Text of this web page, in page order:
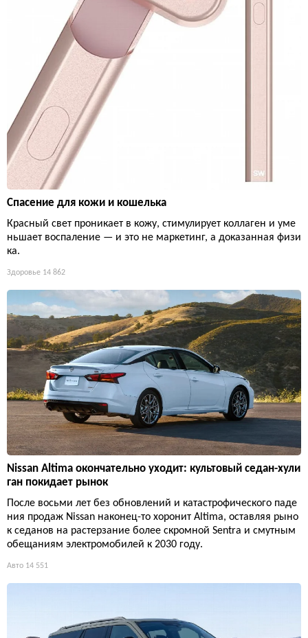
Спасение для кожи и кошелька
Красный свет проникает в кожу, стимулирует коллаген и уме
ньшает воспаление — и это не маркетинг, а доказанная физи
ка.
Здоровье 14 862
Nissan Altima окончательно уходит: культовый седан-хули
ган покидает рынок
После восьми лет без обновлений и катастрофического паде
ния продаж Nissan наконец-то хоронит Altima, оставляя рыно
к седанов на растерзание более скромной Sentra и смутным
обещаниям электромобилей к 2030 году.
Авто 14 551